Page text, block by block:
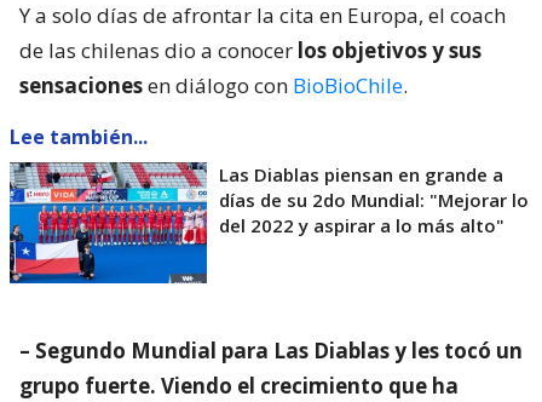
Y a solo días de afrontar la cita en Europa, el coach
de las chilenas dio a conocer los objetivos y sus
sensacionesen diálogo con BioBioChile.
Lee también...
Las Diablas piensan en grande a
días de su 2do Mundial: "Mejorar lo
del 2022 y aspirar a lo más alto"
– Segundo Mundial para Las Diablas y les tocó un
grupo fuerte. Viendo el crecimiento que ha